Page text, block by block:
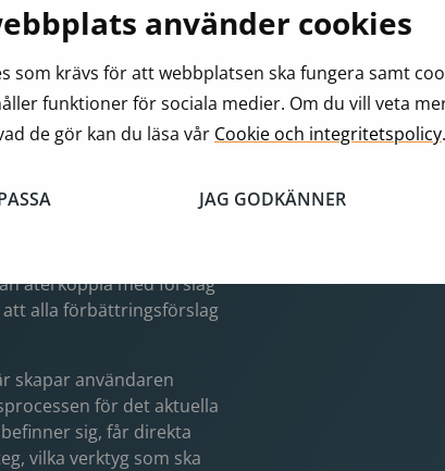
använder cookies
som krävs för att webbplatsen ska fungera samt
funktioner för sociala medier. Om du vill veta
de gör kan du läsa vår Cookie och integritetspolicy.
JAG GODKÄNNER
återkoppla med förslag
alla förbättringsförslag
skapar användaren
för det aktuella
sig, får direkta
vilka verktyg som ska